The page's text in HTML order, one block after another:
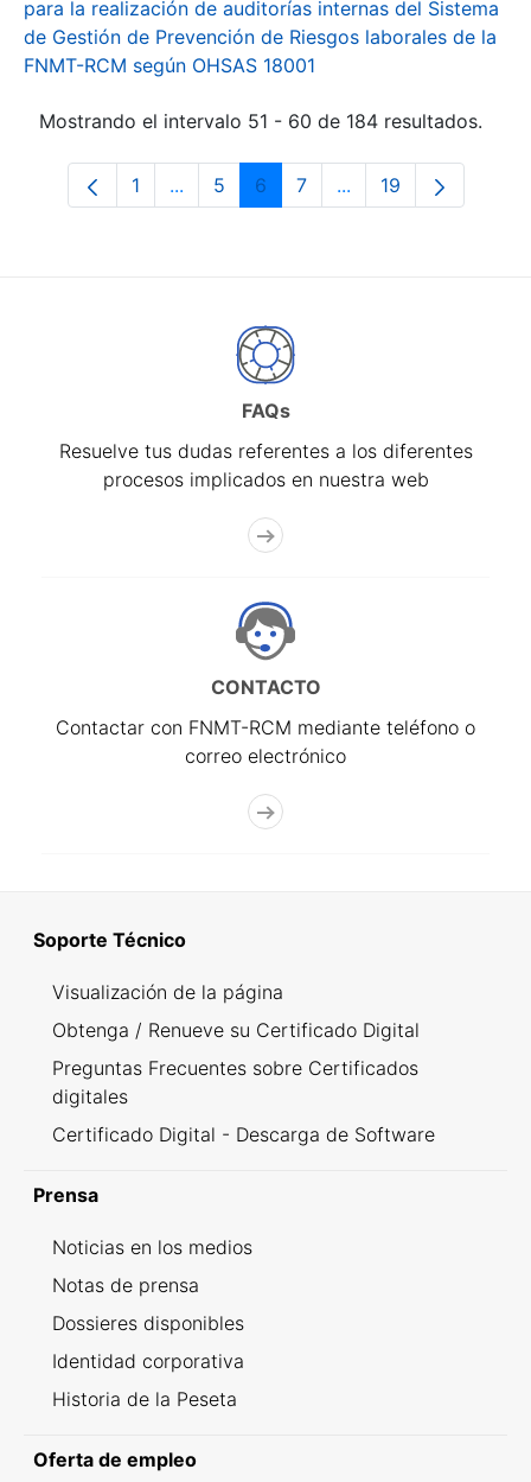
para la realización de auditorías internas del Sistema
de Gestión de Prevención de Riesgos laborales de la
FNMT-RCM según OHSAS 18001
Mostrando el intervalo 51 - 60 de 184 resultados.
Página
1 ...Páginas intermedias Use TAB para
Página
5 Página
6 Página
7 ...Páginas intermedias
Página
19
FAQs
Resuelve tus dudas referentes a los diferentes
procesos implicados en nuestra web
CONTACTO
Contactar con FNMT-RCM mediante teléfono o
correo electrónico
Soporte Técnico
Visualización de la página
Obtenga / Renueve su Certificado Digital
Preguntas Frecuentes sobre Certificados
digitales
Certificado Digital - Descarga de Software
Prensa
Noticias en los medios
Notas de prensa
Dossieres disponibles
Identidad corporativa
Historia de la Peseta
Oferta de empleo